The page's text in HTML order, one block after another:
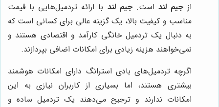
ازجیم لند است.جیم لند با ارائه تردمیل‌هایی با قیمت
مناسب و کیفیت بالا، یک گزینه عالی برای کسانی است که
به دنبال یک تردمیل خانگی کارآمد و اقتصادی هستند و
نمی‌خواهند هزینه زیادی برای امکانات اضافی بپردازند.
اگرچه تردمیل‌های بادی استرانگ دارای امکانات هوشمند
بیشتری هستند، اما بسیاری از کاربران نیازی به این
امکانات ندارند و ترجیح می‌دهند یک تردمیل ساده و